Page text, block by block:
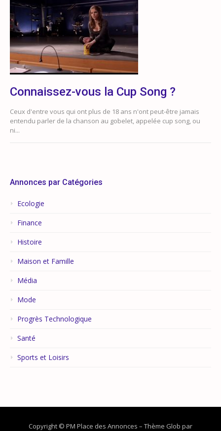
Connaissez-vous la Cup Song ?
Ceux d'entre vous qui ont plus de 18 ans n'ont peut-être jamais
entendu parler de la chanson au gobelet, appelée cup song, ou
ni...
Annonces par Catégories
Ecologie
Finance
Histoire
Maison et Famille
Média
Mode
Progrès Technologique
Santé
Sports et Loisirs
Copyright © PM Place des Annonces – Thème Glob par